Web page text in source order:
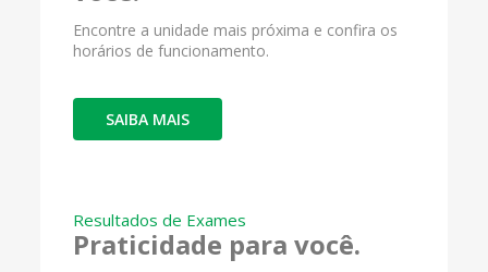
Encontre a unidade mais próxima e confira os
horários de funcionamento.
SAIBA MAIS
Resultados de Exames
Praticidade para você.